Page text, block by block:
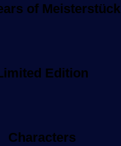
of Meisterstück
Edition
Characters